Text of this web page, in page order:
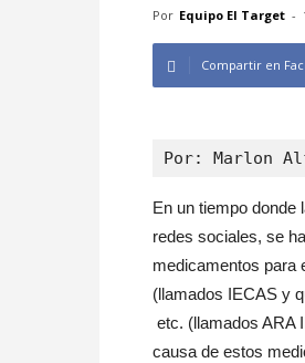
Por Equipo El Target -
Compartir en
Por: Marlon
En un tiempo donde
redes sociales, se
medicamentos para
(llamados IECAS y
etc. (llamados ARA
causa de estos